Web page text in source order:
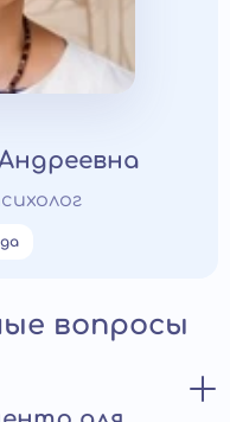
вопросы